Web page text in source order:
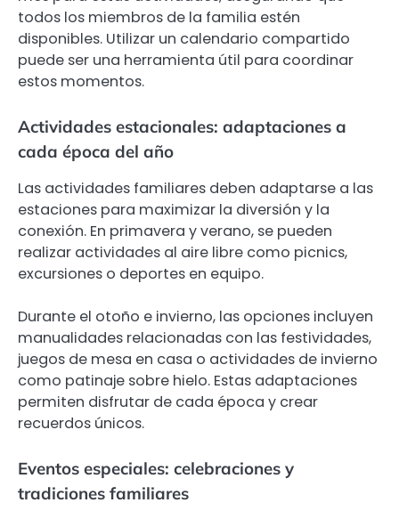
todos los miembros de la familia estén
disponibles. Utilizar un calendario compartido
puede ser una herramienta útil para coordinar
estos momentos.
Actividades estacionales: adaptaciones a
cada época del año
Las actividades familiares deben adaptarse a las
estaciones para maximizar la diversión y la
conexión. En primavera y verano, se pueden
realizar actividades al aire libre como picnics,
excursiones o deportes en equipo.
Durante el otoño e invierno, las opciones incluyen
manualidades relacionadas con las festividades,
juegos de mesa en casa o actividades de invierno
como patinaje sobre hielo. Estas adaptaciones
permiten disfrutar de cada época y crear
recuerdos únicos.
Eventos especiales: celebraciones y
tradiciones familiares